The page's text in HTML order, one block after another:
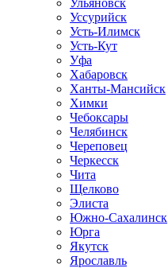
Уссурийск
Усть-Илимск
Усть-Кут
Уфа
Хабаровск
Ханты-Мансийск
Химки
Чебоксары
Челябинск
Череповец
Черкесск
Чита
Щелково
Элиста
Южно-Сахалинск
Юрга
Якутск
Ярославль